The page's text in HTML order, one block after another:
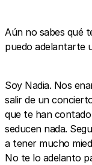
Aún no sabes qué
puedo adelantarte
Soy Nadia. Nos
salir de un
que te han
seducen nada.
a tener mucho
No te lo adelanto